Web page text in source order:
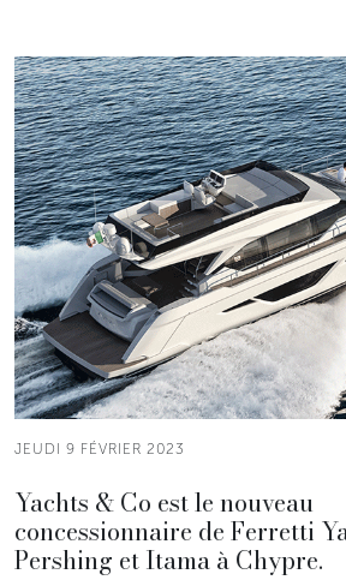
JEUDI 9 FÉVRIER 2023
Yachts & Co est le nouveau
concessionnaire de Ferretti
Pershing et Itama à Chypre.